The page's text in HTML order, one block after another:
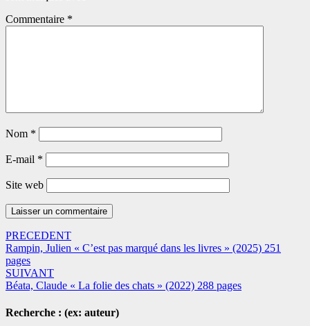
Commentaire *
Nom *
E-mail *
Site web
Navigation
dans
les
articles
PRECEDENT
Rampin, Julien « C’est pas marqué dans les livres » (2025) 251
pages
SUIVANT
Béata, Claude « La folie des chats » (2022) 288 pages
Recherche : (ex: auteur)